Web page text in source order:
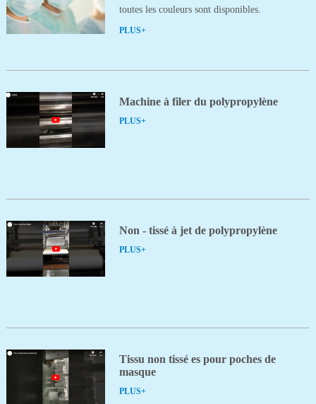
toutes les couleurs sont disponibles.
PLUS+
Machine à filer du polypropylène
PLUS+
Non - tissé à jet de polypropylène
PLUS+
Tissu non tissé es pour poches de
masque
PLUS+